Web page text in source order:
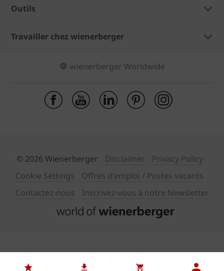
Outils
Travailler chez wienerberger
wienerberger Worldwide
© 2026 Wienerberger Disclaimer
Privacy Policy
Cookie Settings
Offres d'emploi / Postes vacants
Contactez-nous
Inscrivez-vous à notre Newsletter